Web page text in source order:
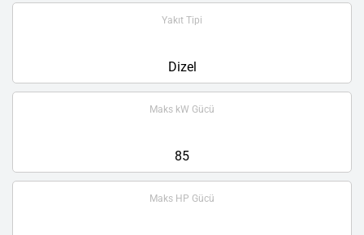
Yakıt Tipi
Dizel
Maks kW Gücü
85
Maks HP Gücü